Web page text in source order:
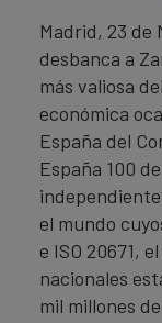
Madrid, 23 de
desbanca a
más valiosa
económica
España del
España 100
el mundo
e ISO 20671,
nacionales
mil millones